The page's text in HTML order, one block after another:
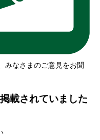
みなさまのご意見をお聞
載されていました